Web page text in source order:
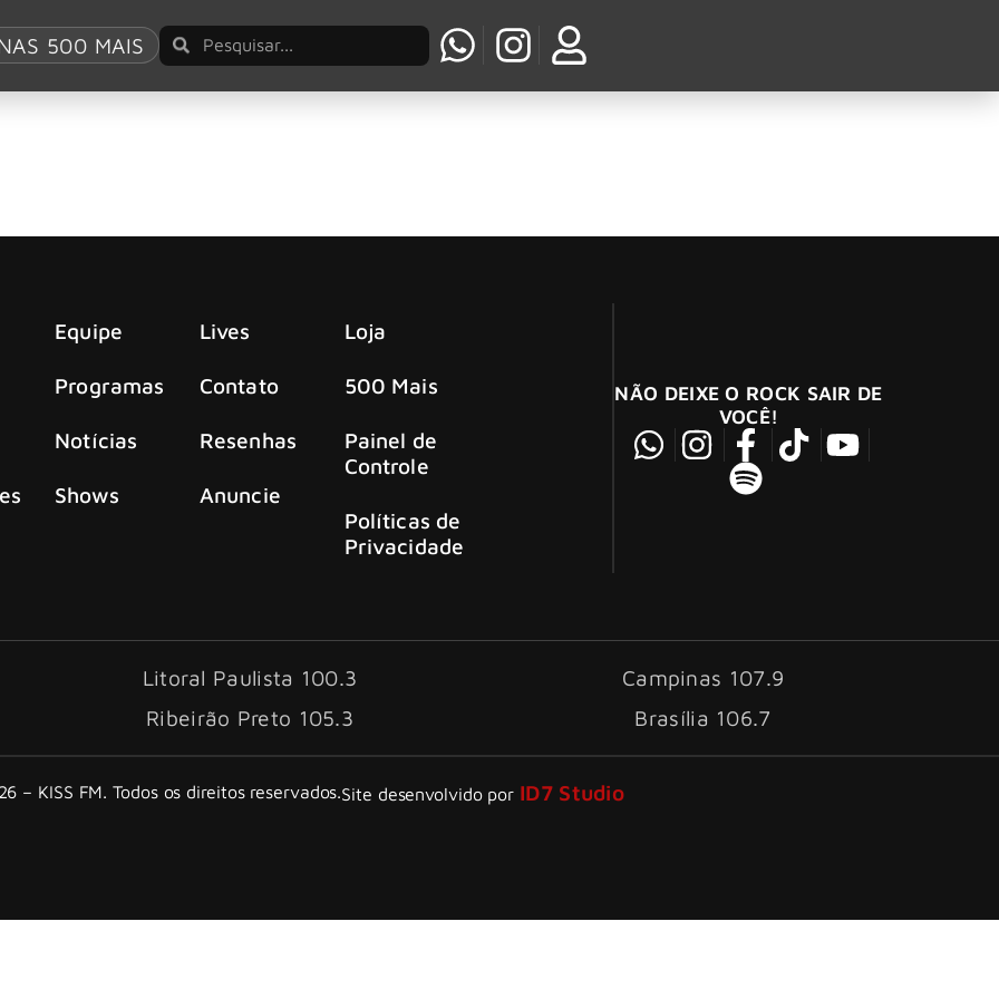
500 MAIS 2026
Equipe
Programas
Notícias
Shows
Lives
Contato
Resenhas
Anuncie
Loja
500 Mais
Painel de
Controle
Políticas de
Privacidade
NÃO DEIXE O ROCK SAIR DE
VOCÊ!
Litoral Paulista 100.3
Campinas 107.9
Ribeirão Preto 105.3 Brasília 106.7
– KISS FM. Todos os direitos reservados.Site desenvolvido por ID7 Studio